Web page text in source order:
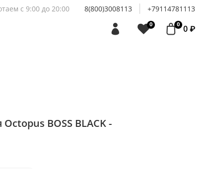
с 9:00 до 20:00 8(800)3008113
+79114781113
0 0 0 ₽
BOSS BLACK -